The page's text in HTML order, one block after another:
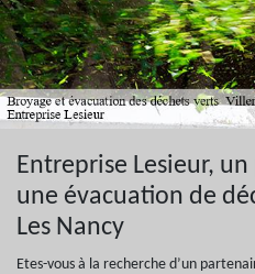
Entreprise Lesieur,
une évacuation de
Les Nancy
Etes-vous à la recherche d’un